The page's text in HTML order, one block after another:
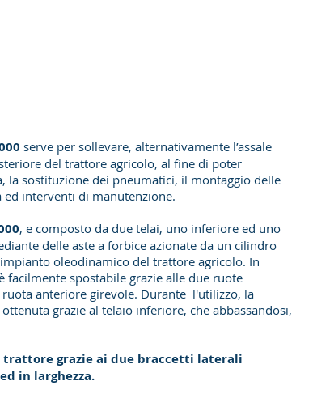
serve per sollevare, alternativamente l’assale
del trattore agricolo, al fine di poter
la sostituzione dei pneumatici, il montaggio delle
interventi di manutenzione.
, e composto da due telai, uno inferiore ed uno
delle aste a forbice azionate da un cilindro
oleodinamico del trattore agricolo. In
facilmente spostabile grazie alle due ruote
anteriore girevole. Durante l'utilizzo, la
grazie al telaio inferiore, che abbassandosi,
trattore grazie ai due braccetti laterali
in larghezza.